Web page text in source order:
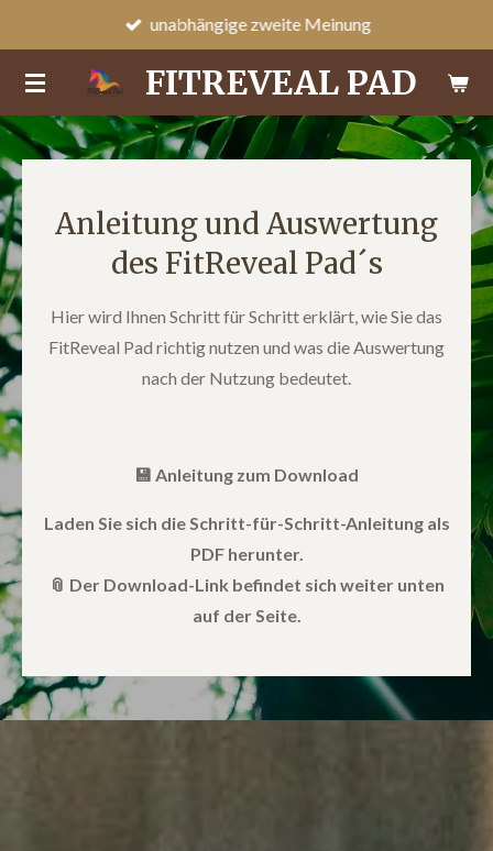
Hauptinhalt
springen
FITREVEAL PAD
direkte Auswertung
Anleitung und Auswertung
des FitReveal Pad´s
Hier wird Ihnen Schritt für Schritt erklärt, wie Sie das
FitReveal Pad richtig nutzen und was die Auswertung
nach der Nutzung bedeutet.
💾 Anleitung zum Download
Laden Sie sich die Schritt-für-Schritt-Anleitung als
PDF herunter.
📎 Der Download-Link befindet sich weiter unten
auf der Seite.